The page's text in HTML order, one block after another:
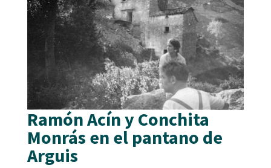
Ramón Acín y Conchita
Monrás en el pantano de
Arguis